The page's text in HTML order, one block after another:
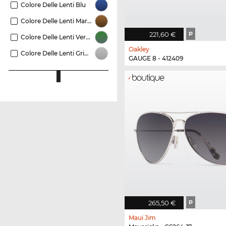
Colore Delle Lenti Blu
Colore Delle Lenti Marrone
Colore Delle Lenti Verde
Colore Delle Lenti Grigio
221,60 € P
Oakley
GAUGE 8 - 412409
265,50 € P
Maui Jim